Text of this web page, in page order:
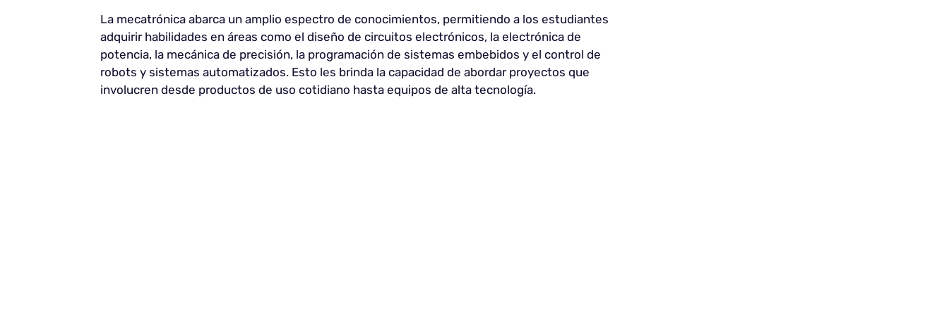
La mecatrónica abarca un amplio espectro de conocimientos, permitiendo a los estudiantes
adquirir habilidades en áreas como el diseño de circuitos electrónicos, la electrónica de
potencia, la mecánica de precisión, la programación de sistemas embebidos y el control de
robots y sistemas automatizados. Esto les brinda la capacidad de abordar proyectos que
involucren desde productos de uso cotidiano hasta equipos de alta tecnología.